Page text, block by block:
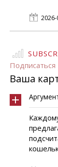
2026-
Подписаться
Ваша